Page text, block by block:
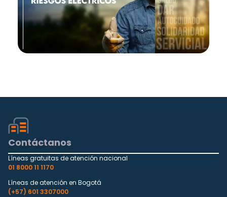
Contáctanos
Líneas gratuitas de atención nacional
01 8000 11 1170
Líneas de atención en Bogotá
(+57) 601 3307000